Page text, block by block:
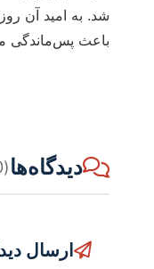
شد. به امید آن
باعث پس‌ماندگی
دیدگاه‌ها(0)
ارسال